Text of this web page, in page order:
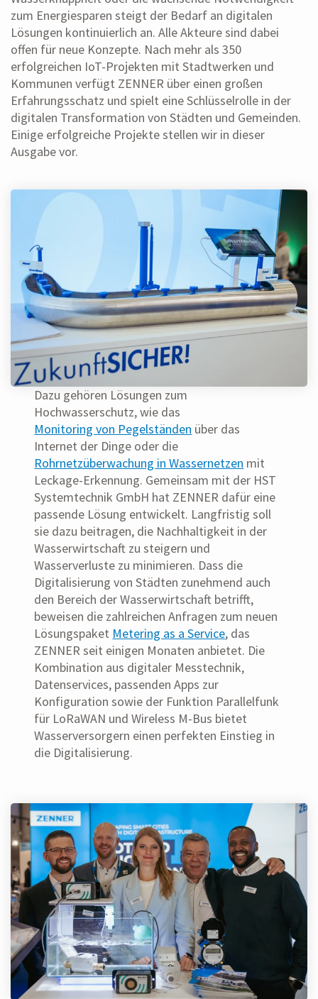
zum Energiesparen steigt der Bedarf an digitalen
Lösungen kontinuierlich an. Alle Akteure sind dabei
offen für neue Konzepte. Nach mehr als 350
erfolgreichen IoT-Projekten mit Stadtwerken und
Kommunen verfügt ZENNER über einen großen
Erfahrungsschatz und spielt eine Schlüsselrolle in der
digitalen Transformation von Städten und Gemeinden.
Einige erfolgreiche Projekte stellen wir in dieser
Ausgabe vor.
Dazu gehören Lösungen zum
Hochwasserschutz, wie das
Monitoring von Pegelständen über das
Internet der Dinge oder die
Rohrnetzüberwachung in Wassernetzen mit
Leckage-Erkennung. Gemeinsam mit der HST
Systemtechnik GmbH hat ZENNER dafür eine
passende Lösung entwickelt. Langfristig soll
sie dazu beitragen, die Nachhaltigkeit in der
Wasserwirtschaft zu steigern und
Wasserverluste zu minimieren. Dass die
Digitalisierung von Städten zunehmend auch
den Bereich der Wasserwirtschaft betrifft,
beweisen die zahlreichen Anfragen zum neuen
Lösungspaket Metering as a Service, das
ZENNER seit einigen Monaten anbietet. Die
Kombination aus digitaler Messtechnik,
Datenservices, passenden Apps zur
Konfiguration sowie der Funktion Parallelfunk
für LoRaWAN und Wireless M-Bus bietet
Wasserversorgern einen perfekten Einstieg in
die Digitalisierung.